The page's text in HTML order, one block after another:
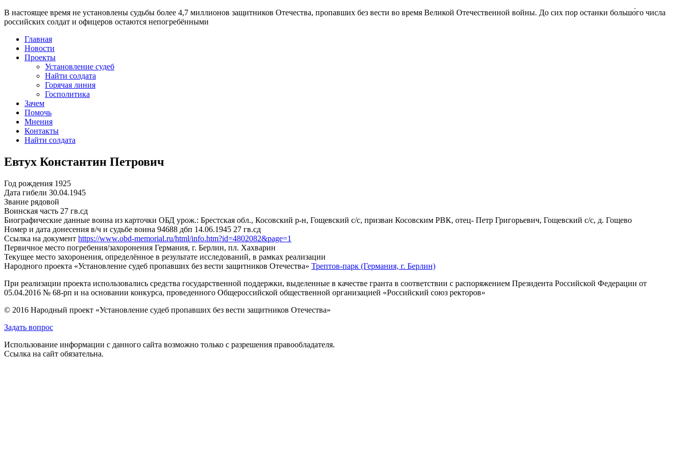
В настоящее время не установлены судьбы более 4,7 миллионов защитников Отечества, пропавших без вести во время Великой Отечественной войны. До сих пор останки большо́го числа
российских солдат и офицеров остаются непогребёнными
Главная
Новости
Проекты
Установление судеб
Найти солдата
Горячая линия
Госполитика
Зачем
Помочь
Мнения
Контакты
Найти солдата
Евтух Константин Петрович
Год рождения 1925
Дата гибели 30.04.1945
Звание рядовой
Воинская часть 27 гв.сд
Биографические данные воина из карточки ОБД урож.: Брестская обл., Косовский р-н, Гощевский с/с, призван Косовским РВК, отец- Петр Григорьевич, Гощевский с/с, д. Гощево
Номер и дата донесения в/ч и судьбе воина 94688 дбп 14.06.1945 27 гв.сд
Ссылка на документ https://www.obd-memorial.ru/html/info.htm?id=4802082&page=1
Первичное место погребения/захоронения Германия, г. Берлин, пл. Хахварин
Текущее место захоронения, определённое в результате исследований, в рамках реализации
Народного проекта «Установление судеб пропавших без вести защитников Отечества» Трептов-парк (Германия, г. Берлин)
При реализации проекта использовались средства государственной поддержки, выделенные в качестве гранта в соответствии с распоряжением Президента Российской Федерации от
05.04.2016 № 68-рп и на основании конкурса, проведенного Общероссийской общественной организацией «Российский союз ректоров»
© 2016 Народный проект «Установление судеб пропавших без вести защитников Отечества»
Задать вопрос
Использование информации с данного сайта возможно только с разрешения правообладателя.
Ссылка на сайт обязательна.